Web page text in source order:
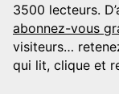
3500 lecteurs.
abonnez-vous
visiteurs…
qui lit, clique et